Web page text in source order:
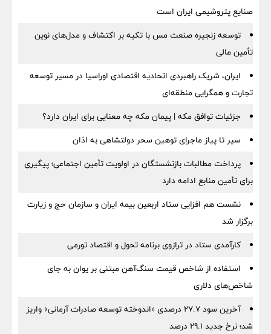
صنایع پتروشیمی ایران است
توسعه زنجیره صنعت مس با تکیه بر اکتشاف و مدل‌های نوین
تأمین مالی
ایران، شریک راهبردی اتحادیه اقتصادی اوراسیا در مسیر توسعه
تجارت و همگرایی منطقه‌ای
جزئیات توافق مکه | پیمان مکه چه معنایی برای ایران دارد؟
سیر تا پیاز ماجرای توهین سحر دولتشاهی به اذان
پرداخت مطالبات بازنشستگان در اولویت تأمین اجتماعی؛ پیگیری
برای تأمین منابع ادامه دارد
نشست هم افزایی ستاد اربعین بیمه ایران و سازمان حج و زیارت
برگزار شد
کارآمدی ستاد در ترازوی برنامه تحول و اقتصاد تورمی
استفاده از شاخص قیمت سنگ‌آهن مبتنی بر یوان به جای
شاخص‌های دلاری
آخرین سود ۲۷.۷ درصدی «اندوخته توسعه صادرات آرمانی» واریز
شد؛ نرخ جدید ۲۹.۱ درصد